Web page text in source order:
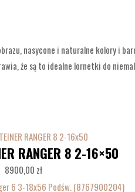
nasycone i naturalne kolory i
że są to idealne lornetki do
RANGER 8 2-16×50
8900,00 zł